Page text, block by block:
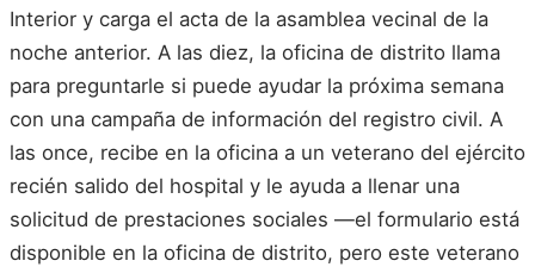
Interior y carga el acta de la asamblea vecinal de la
noche anterior. A las diez, la oficina de distrito llama
para preguntarle si puede ayudar la próxima semana
con una campaña de información del registro civil. A
las once, recibe en la oficina a un veterano del ejército
recién salido del hospital y le ayuda a llenar una
solicitud de prestaciones sociales —el formulario está
disponible en la oficina de distrito, pero este veterano